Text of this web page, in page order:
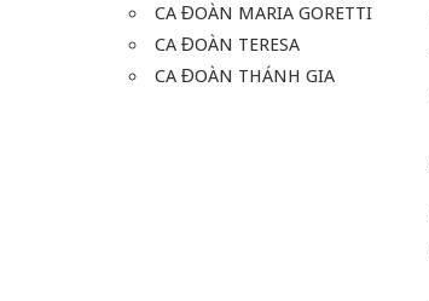
CA ĐOÀN MARIA GORETTI
CA ĐOÀN TERESA
CA ĐOÀN THÁNH GIA